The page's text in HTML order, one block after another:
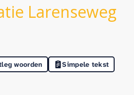
Larenseweg
woorden Simpele tekst